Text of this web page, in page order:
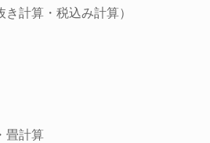
計算・税込み計算）
畳計算